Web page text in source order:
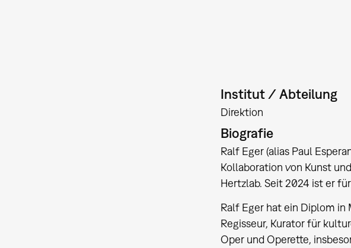
Institut / Abteilung
Direktion
Biografie
Ralf Eger (alias Paul
Kollaboration von Kunst
Hertzlab. Seit 2024 ist er
Ralf Eger hat ein Diplom
Regisseur, Kurator für
Oper und Operette,